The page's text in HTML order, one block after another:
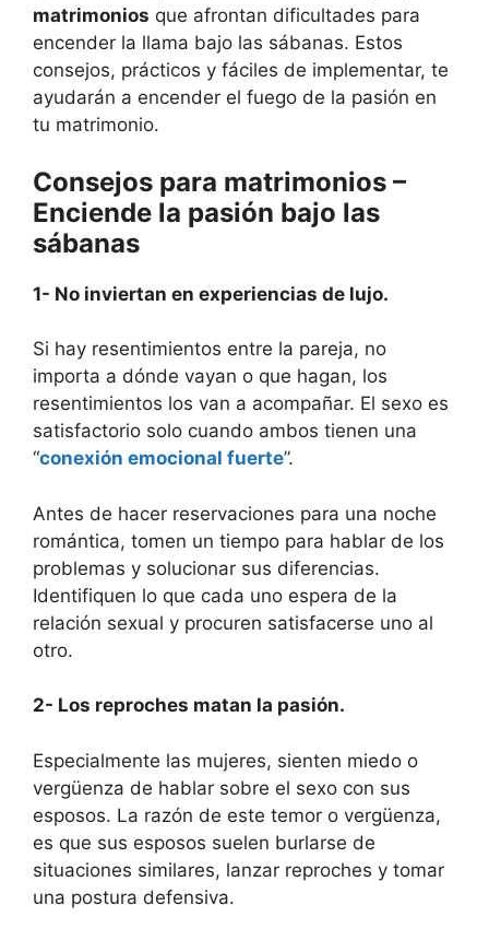
matrimonios que afrontan dificultades para
encender la llama bajo las sábanas. Estos
consejos, prácticos y fáciles de implementar, te
ayudarán a encender el fuego de la pasión en
tu matrimonio.
Consejos para matrimonios –
Enciende la pasión bajo las
sábanas
1- No inviertan en experiencias de lujo.
Si hay resentimientos entre la pareja, no
importa a dónde vayan o que hagan, los
resentimientos los van a acompañar. El sexo es
satisfactorio solo cuando ambos tienen una
“conexión emocional fuerte”.
Antes de hacer reservaciones para una noche
romántica, tomen un tiempo para hablar de los
problemas y solucionar sus diferencias.
Identifiquen lo que cada uno espera de la
relación sexual y procuren satisfacerse uno al
otro.
2- Los reproches matan la pasión.
Especialmente las mujeres, sienten miedo o
vergüenza de hablar sobre el sexo con sus
esposos. La razón de este temor o vergüenza,
es que sus esposos suelen burlarse de
situaciones similares, lanzar reproches y tomar
una postura defensiva.